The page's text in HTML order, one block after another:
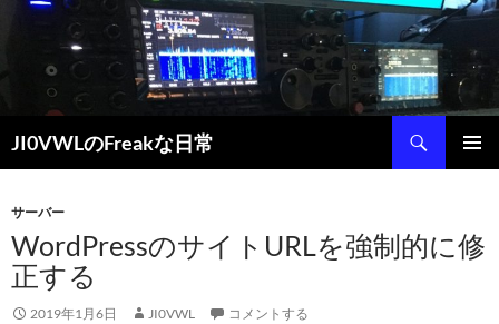
へ
ス
ッ
プ
JI0VWLのFreakな日常
索
サーバー
WordPressのサイトURLを強制的に修
正する
2019年1月6日 JI0VWL コメントする